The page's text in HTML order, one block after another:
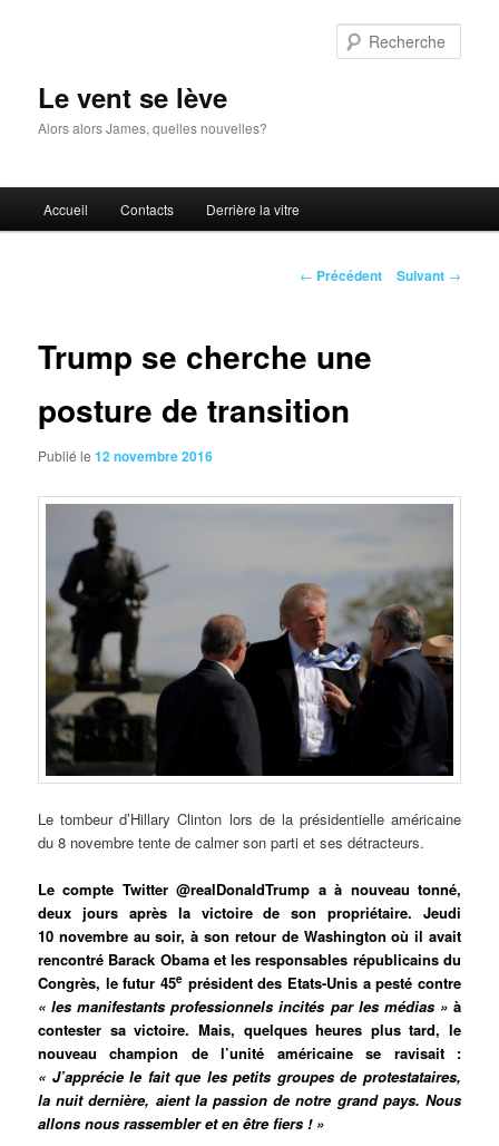
Le vent se lève
Alors alors James, quelles nouvelles?
principal
Accueil Contacts Derrière la vitre
Navigation
← Précédent Suivant →
Trump se cherche une
posture de transition
Publié le12 novembre 2016
Letombeur d’Hillary Clinton lors de la présidentielle américaine
du 8 novembre tente de calmer son parti et ses détracteurs.
Le compte Twitter @realDonaldTrump a à nouveau tonné,
deux jours après la victoire de son propriétaire. Jeudi
10 novembre au soir, à son retour de Washington où il avait
rencontré Barack Obama et les responsables républicains du
Congrès, le futur 45e président des Etats-Unis a pesté contre
« les manifestants professionnels incités par les médias » à
contester sa victoire. Mais, quelques heures plus tard, le
nouveau champion de l’unité américaine se ravisait :
« J’apprécie le fait que les petits groupes de protestataires,
la nuit dernière, aient la passion de notre grand pays. Nous
allons nous rassembler et en être fiers ! »